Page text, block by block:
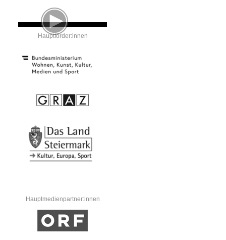
Hauptförder:innen
Hauptmedienpartner:innen